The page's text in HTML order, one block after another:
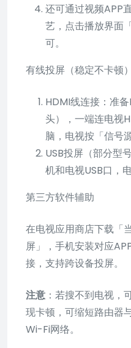
还可通过视频APP
艺，点击播放界面
可。
有线投屏（稳定不卡顿）
HDMI线连接：准
头），一端连电视
脑，电视按「信号
USB投屏（部分型
机和电视USB口，
第三方软件辅助
在电视应用商店下载「
屏」，手机安装对应
接，支持跨设备投屏。
注意 ：若搜不到电视，
现卡顿，可缩短路由器
Wi-Fi网络。